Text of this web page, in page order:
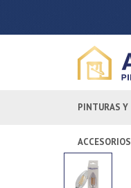
PINTURAS Y
ACCESORIOS